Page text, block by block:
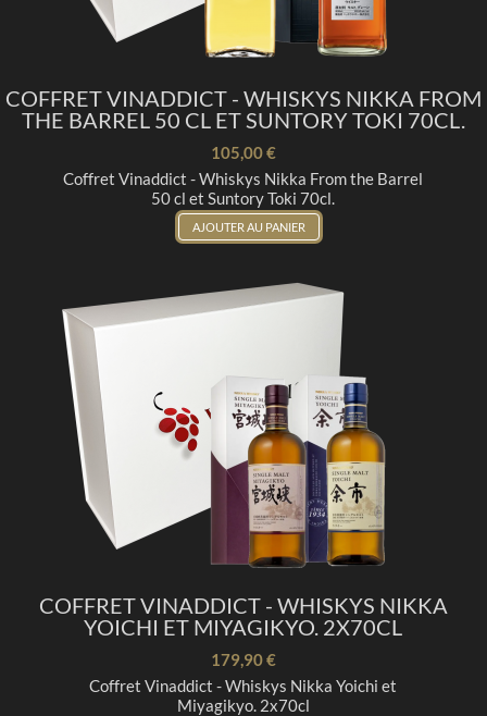
COFFRET VINADDICT - WHISKYS NIKKA FROM
THE BARREL 50 CL ET SUNTORY TOKI 70CL.
105,00 €
Coffret Vinaddict - Whiskys Nikka From the Barrel
50 cl et Suntory Toki 70cl.
AJOUTER AU PANIER
COFFRET VINADDICT - WHISKYS NIKKA
YOICHI ET MIYAGIKYO. 2X70CL
179,90 €
Coffret Vinaddict - Whiskys Nikka Yoichi et
Miyagikyo. 2x70cl